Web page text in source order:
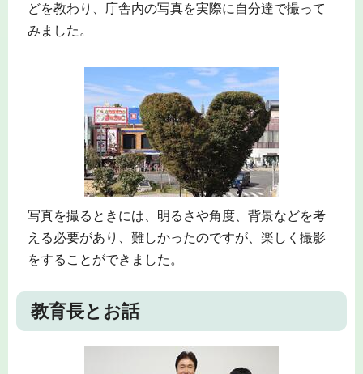
どを教わり、庁舎内の写真を実際に自分達で撮って
みました。
写真を撮るときには、明るさや角度、背景などを考
える必要があり、難しかったのですが、楽しく撮影
をすることができました。
教育長とお話